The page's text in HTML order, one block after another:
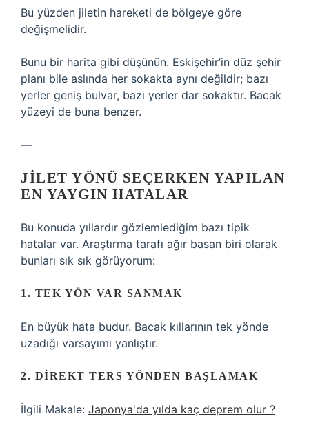
Bu yüzden jiletin hareketi de bölgeye göre
değişmelidir.
Bunu bir harita gibi düşünün. Eskişehir’in düz şehir
planı bile aslında her sokakta aynı değildir; bazı
yerler geniş bulvar, bazı yerler dar sokaktır. Bacak
yüzeyi de buna benzer.
—
JILET YÖNÜ SEÇERKEN YAPILAN
EN YAYGIN HATALAR
Bu konuda yıllardır gözlemlediğim bazı tipik
hatalar var. Araştırma tarafı ağır basan biri olarak
bunları sık sık görüyorum:
1. TEK YÖN VAR SANMAK
En büyük hata budur. Bacak kıllarının tek yönde
uzadığı varsayımı yanlıştır.
2. DIREKT TERS YÖNDEN BAŞLAMAK
İlgili Makale: Japonya'da yılda kaç deprem olur ?